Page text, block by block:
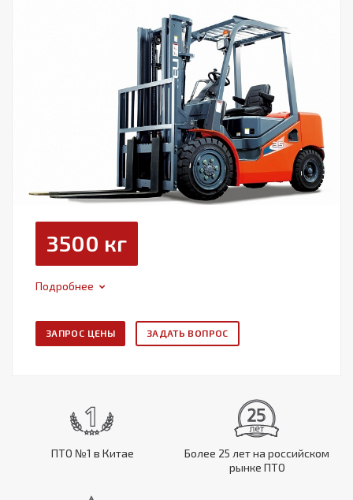
3500 кг
Подробнее
ЗАПРОС ЦЕНЫ ЗАДАТЬ ВОПРОС
ПТО №1 в Китае
Более 25 лет на российском
рынке ПТО